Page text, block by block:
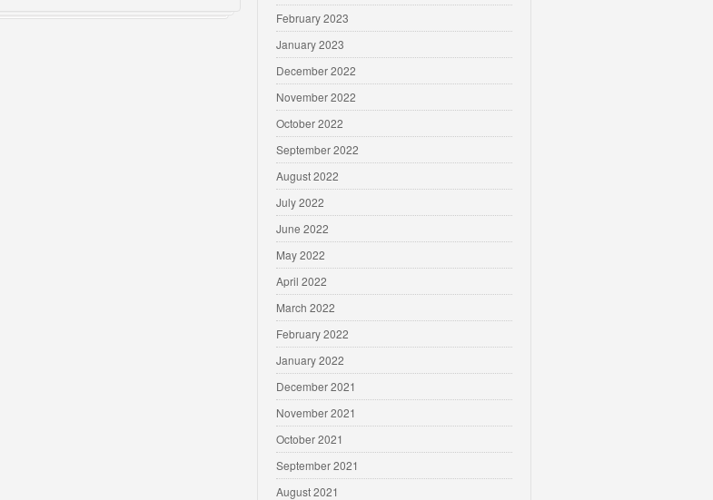
February 2023
January 2023
December 2022
November 2022
October 2022
September 2022
August 2022
July 2022
June 2022
May 2022
April 2022
March 2022
February 2022
January 2022
December 2021
November 2021
October 2021
September 2021
August 2021